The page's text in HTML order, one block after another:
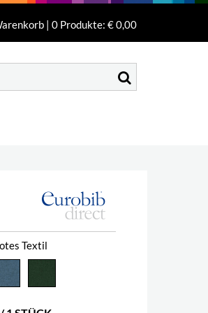
| 0 Produkte: € 0,00
Textil